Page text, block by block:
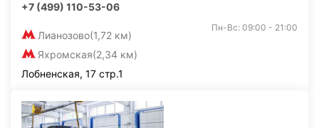
+7 (499) 110-53-06
Лианозово(1,72 км)
Яхромская(2,34 км)
Пн-Вс: 09:00 - 21:00
Лобненская, 17 стр.1